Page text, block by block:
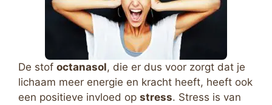
De stof octanasol, die er dus voor zorgt dat je
lichaam meer energie en kracht heeft, heeft ook
een positieve invloed op stress. Stress is van